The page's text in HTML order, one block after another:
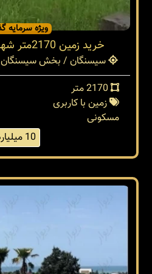
ویژه سرمایه
خرید زمین 2170متر شهرکی در سیسنگان
سیسنگان / بخش سیسنگان
زمین با کاربری
مسکونی
10 میلیارد